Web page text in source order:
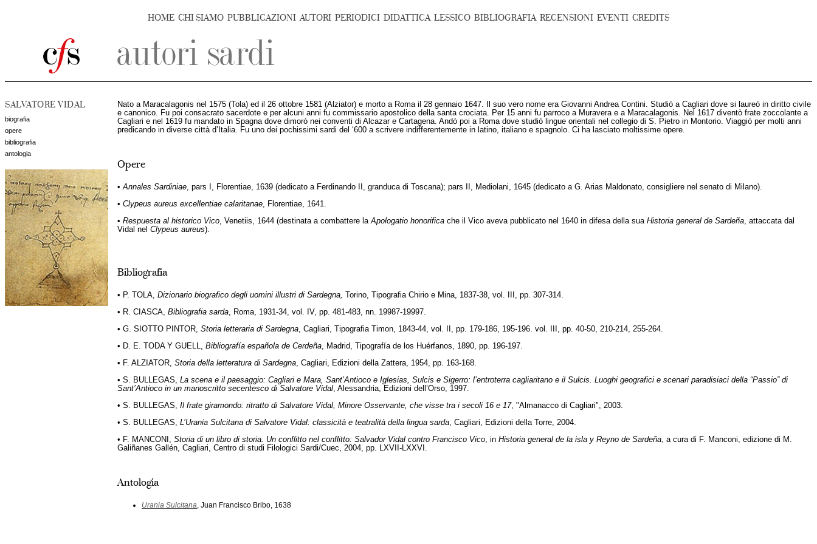
HOME CHI SIAMO PUBBLICAZIONI AUTORI PERIODICI DIDATTICA LESSICO BIBLIOGRAFIA RECENSIONI EVENTI CREDITS
SALVATORE VIDAL
biografia
opere
bibliografia
antologia
Nato a Maracalagonis nel 1575 (Tola) ed il 26 ottobre 1581 (Alziator) e morto a Roma il 28 gennaio 1647. Il suo vero nome era Giovanni Andrea Contini. Studiò a Cagliari dove si laureò in diritto civile
e canonico. Fu poi consacrato sacerdote e per alcuni anni fu commissario apostolico della santa crociata. Per 15 anni fu parroco a Muravera e a Maracalagonis. Nel 1617 diventò frate zoccolante a
Cagliari e nel 1619 fu mandato in Spagna dove dimorò nei conventi di Alcazar e Cartagena. Andò poi a Roma dove studiò lingue orientali nel collegio di S. Pietro in Montorio. Viaggiò per molti anni
predicando in diverse città d’Italia. Fu uno dei pochissimi sardi del ‘600 a scrivere indifferentemente in latino, italiano e spagnolo. Ci ha lasciato moltissime opere.
Opere
•Annales Sardiniae, pars I, Florentiae, 1639 (dedicato a Ferdinando II, granduca di Toscana); pars II, Mediolani, 1645 (dedicato a G. Arias Maldonato, consigliere nel senato di Milano).
• Clypeus aureus excellentiae calaritanae, Florentiae, 1641.
• Respuesta al historico Vico, Venetiis, 1644 (destinata a combattere laApologatio honorifica che il Vico aveva pubblicato nel 1640 in difesa della sua Historia general de Sardeña, attaccata dal
Vidal nel Clypeus aureus).
Bibliografia
• P. TOLA, Dizionario biografico degli uomini illustri di Sardegna,
Torino, Tipografia Chirio e Mina, 1837-38, vol. III, pp. 307-314.
• R. CIASCA, Bibliografia sarda, Roma, 1931-34, vol. IV, pp. 481-483, nn. 19987-19997.
• G. SIOTTO PINTOR, Storia letteraria di Sardegna, Cagliari, Tipografia Timon, 1843-44, vol. II, pp. 179-186, 195-196. vol. III, pp. 40-50, 210-214, 255-264.
• D. E. TODA Y GUELL, Bibliografía española de Cerdeña, Madrid, Tipografía de los Huérfanos, 1890, pp. 196-197.
• F. ALZIATOR, Storia della letteratura di Sardegna, Cagliari, Edizioni della Zattera, 1954, pp. 163-168.
• S. BULLEGAS, La scena e il paesaggio: Cagliari e Mara, Sant’Antioco e Iglesias, Sulcis e Sigerro: l’entroterra cagliaritano e il Sulcis. Luoghi geografici e scenari paradisiaci della “Passio” di
Sant’Antioco in un manoscritto secentesco di Salvatore Vidal, Alessandria, Edizioni dell’Orso, 1997.
• S. BULLEGAS, Il frate giramondo: ritratto di Salvatore Vidal, Minore Osservante, che visse tra i secoli 16 e 17, "Almanacco di Cagliari", 2003.
• S. BULLEGAS, L’Urania Sulcitana di Salvatore Vidal: classicità e teatralità della lingua sarda, Cagliari, Edizioni della Torre, 2004.
• F. MANCONI, Storia di un libro di storia. Un conflitto nel conflitto: Salvador Vidal contro Francisco Vico, in Historia general de la isla y Reyno de Sardeña, a cura di F. Manconi, edizione di M.
Galiñanes Gallén, Cagliari, Centro di studi Filologici Sardi/Cuec, 2004, pp. LXVII-LXXVI.
Antologia
Urania Sulcitana, Juan Francisco Bribo, 1638